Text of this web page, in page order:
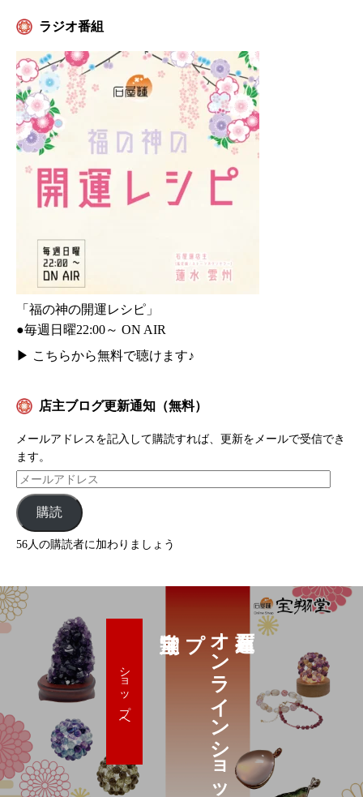
ラジオ番組
「福の神の開運レシピ」
●毎週日曜22:00～ ON AIR
▶ こちらから無料で聴けます♪
店主ブログ更新通知（無料）
メールアドレスを記入して購読すれば、更新をメールで受信でき
ます。
購読
56人の購読者に加わりましょう
オ
ン
ラ
イ
ン
シ
ョ
ッ
プ
ショップへ